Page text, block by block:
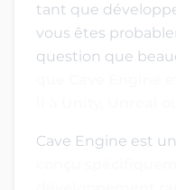
tant que
vous êtes
question que
Cave Engine est un